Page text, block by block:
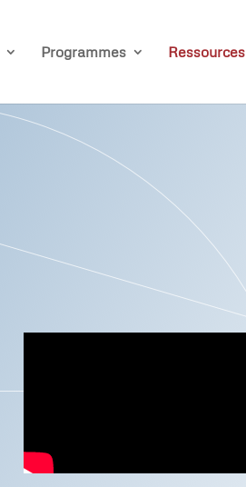
Programmes Ressources